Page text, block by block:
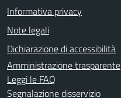
Informativa privacy
Note legali
Dichiarazione di accessibilità
Amministrazione trasparente
Leggi le FAQ
Segnalazione disservizio